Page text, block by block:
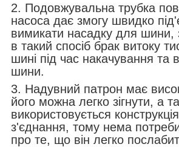
2. Подовжувальна трубка
насоса дає змогу швидко
вимикати насадку для шини,
в такий спосіб брак витоку
шині під час накачування та
шини.
3. Надувний патрон має
його можна легко зігнути, а
використовується
з'єднання, тому нема
про те, що він легко